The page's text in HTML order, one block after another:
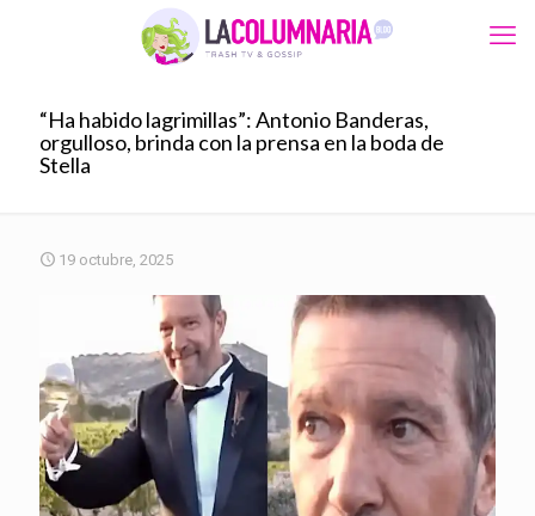
“Ha habido lagrimillas”: Antonio Banderas,
orgulloso, brinda con la prensa en la boda de
Stella
19 octubre, 2025